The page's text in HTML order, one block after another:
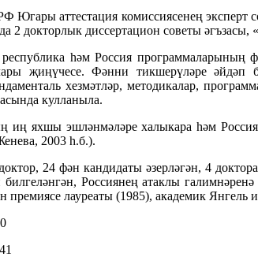
аттестация комиссиясенең эксперт
докторлык диссертацион советы
һәм Россия
җиңүчесе. Фәнни тикшерүләре
хезмәтләр, методикалар,
кулланыла.
яхшы эшләнмәләре халыкара һәм Россия
2003 һ.б.).
24 фән кандидаты әзерләгән, 4
билгеләнгән, Россиянең атаклы
премиясе лауреаты (1985), академик